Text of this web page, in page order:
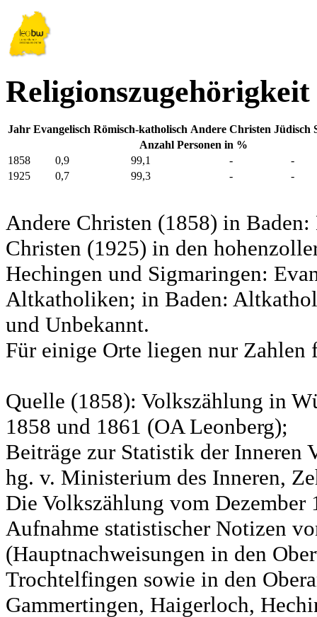
Jahr Evangelisch Römisch-katholisch Andere Christen Jüdisch
Anzahl Personen in %
1858
0,9 99,1 -
-
1925
0,7 99,3 - -
Andere Christen (1858) in
Christen (1925) in den
Hechingen und Sigmaringen:
Altkatholiken; in Baden:
und Unbekannt.
Für einige Orte liegen nur Zahlen
Quelle (1858): Volkszählung in
1858 und 1861 (OA Leonberg);
Beiträge zur Statistik der Inneren
hg. v. Ministerium des Inneren,
Die Volkszählung vom
Aufnahme statistischer Notizen
(Hauptnachweisungen in den
Trochtelfingen sowie in den
Gammertingen, Haigerloch,